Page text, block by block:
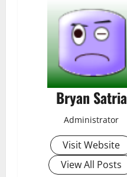
Bryan Satria
Administrator
Visit Website
View All Posts